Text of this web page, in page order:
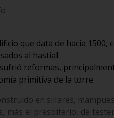
que data de hacia
al hastial.
reformas,
primitiva de la torre.
en sillares,
más el presbiterio, de